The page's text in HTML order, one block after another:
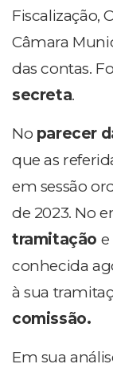
Fiscalização,
Câmara
das contas.
secreta.
No parecer
que as
em sessão
de 2023. No
tramitação e
conhecida
à sua
comissão.
Em sua